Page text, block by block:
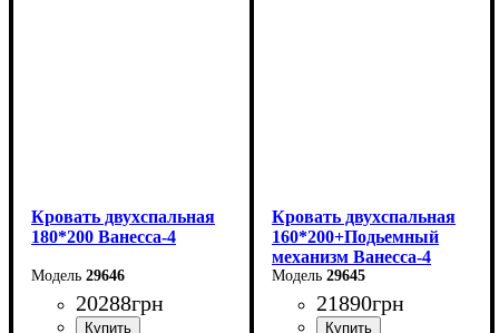
Кровать двухспальная
180*200 Ванесса-4
29646
20288грн
Кровать двухспальная
160*200+Подьемный
механизм Ванесса-4
29645
21890грн